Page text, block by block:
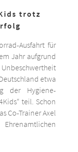
trotz
Ausfahrt für
Jahr aufgrund
etwa
der Hygiene-
teil. Schon
Co-Trainer Axel